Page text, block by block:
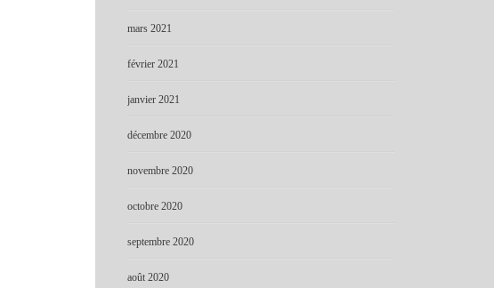
mars 2021
février 2021
janvier 2021
décembre 2020
novembre 2020
octobre 2020
septembre 2020
août 2020